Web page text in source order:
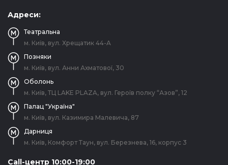
Адреси:
Театральна
м. Київ, вул. Хрещатик 44-A
Позняки
м. Київ, вул. Анни Ахматової, 30
Оболонь
м. Київ, ТЦ LAKE PLAZA, вул. Героїв полку “Азов”, 12
Палац "Україна"
м. Київ, вул. Казимира Малевича, 87
Дарниця
м. Київ, Комфорт Таун, вул. Березнева, 16, корпус 3
Call-центр 10:00-19:00